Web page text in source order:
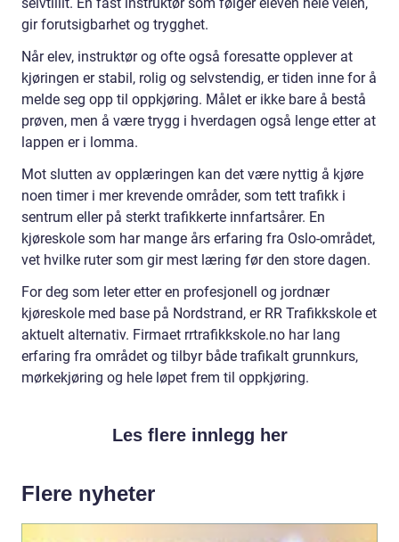
gir forutsigbarhet og trygghet.
Når elev, instruktør og ofte også foresatte opplever at
kjøringen er stabil, rolig og selvstendig, er tiden inne for å
melde seg opp til oppkjøring. Målet er ikke bare å bestå
prøven, men å være trygg i hverdagen også lenge etter at
lappen er i lomma.
Mot slutten av opplæringen kan det være nyttig å kjøre
noen timer i mer krevende områder, som tett trafikk i
sentrum eller på sterkt trafikkerte innfartsårer. En
kjøreskole som har mange års erfaring fra Oslo-området,
vet hvilke ruter som gir mest læring før den store dagen.
For deg som leter etter en profesjonell og jordnær
kjøreskole med base på Nordstrand, er RR Trafikkskole et
aktuelt alternativ. Firmaet rrtrafikkskole.no har lang
erfaring fra området og tilbyr både trafikalt grunnkurs,
mørkekjøring og hele løpet frem til oppkjøring.
Les flere innlegg her
Flere nyheter